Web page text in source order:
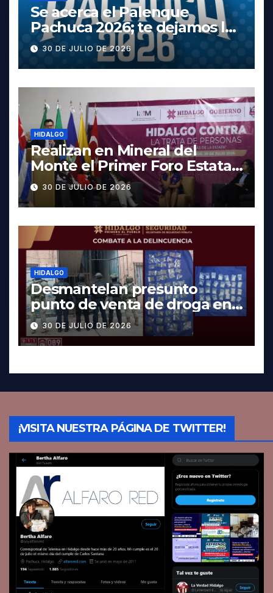
Se acerca el Palenque
Pachuca 2026; te dejamos la
cartelera completa, las
fechas y los precios
30 DE JULIO DE 2026
HIDALGO
Realizan en Mineral del
Monte el Primer Foro Estatal
contra la Trata de Personas
30 DE JULIO DE 2026
HIDALGO
Desmantelan presunto
punto de venta de droga en
Pachuca; hay dos detenidos
30 DE JULIO DE 2026
¡VISITA NUESTRA PÁGINA DE TWITTER!